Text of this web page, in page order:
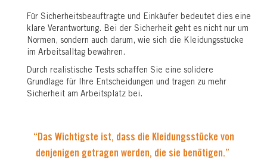
Für Sicherheitsbeauftragte und Einkäufer bedeutet dies eine
klare Verantwortung. Bei der Sicherheit geht es nicht nur um
Normen, sondern auch darum, wie sich die Kleidungsstücke
im Arbeitsalltag bewähren.
Durch realistische Tests schaffen Sie eine solidere
Grundlage für Ihre Entscheidungen und tragen zu mehr
Sicherheit am Arbeitsplatz bei.
“Das Wichtigste ist, dass die Kleidungsstücke von
denjenigen getragen werden, die sie benötigen.”